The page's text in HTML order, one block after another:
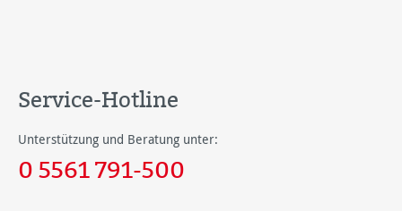
Service-Hotline
Unterstützung und Beratung unter:
0 5561 791-500